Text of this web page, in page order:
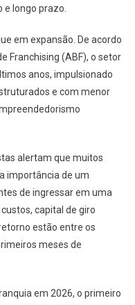
e longo prazo.
em expansão. De acordo
Franchising (ABF), o setor
anos, impulsionado
e com menor
alertam que muitos
importância de um
de ingressar em uma
capital de giro
estão entre os
meses de
em 2026, o primeiro